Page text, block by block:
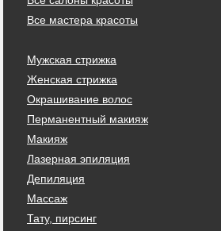
Все мастера красоты
Мужская стрижка
Женская стрижка
Окрашивание волос
Перманентный макияж
Макияж
Лазерная эпиляция
Депиляция
Массаж
Тату, пирсинг